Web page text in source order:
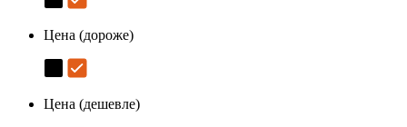
Цена (дороже)
Цена (дешевле)